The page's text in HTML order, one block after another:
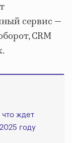
сервис —
CRM
ждет
году